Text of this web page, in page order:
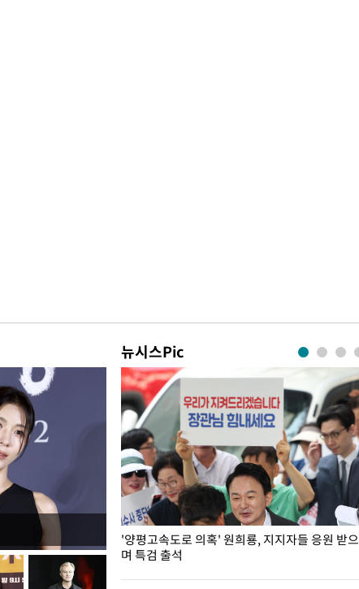
뉴시스Pic
분리 관련 대비책 최
'양평고속도로 의혹' 원희룡, 지지자들 응원 받으
며 특검 출석